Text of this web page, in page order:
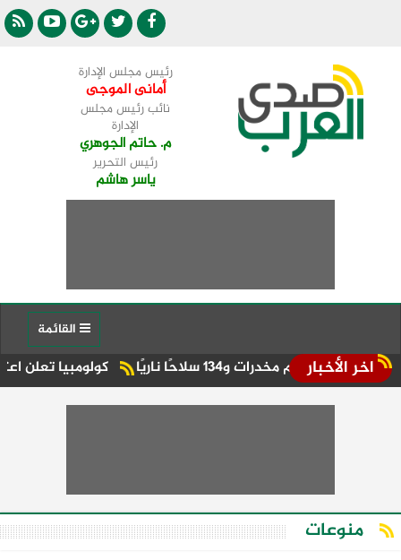
رئيس مجلس الإدارة
أمانى الموجى
نائب رئيس مجلس
الإدارة
م. حاتم الجوهري
رئيس التحرير
ياسر هاشم
اخر الأخبار كولومبيا تعلن اعترافها
منوعات